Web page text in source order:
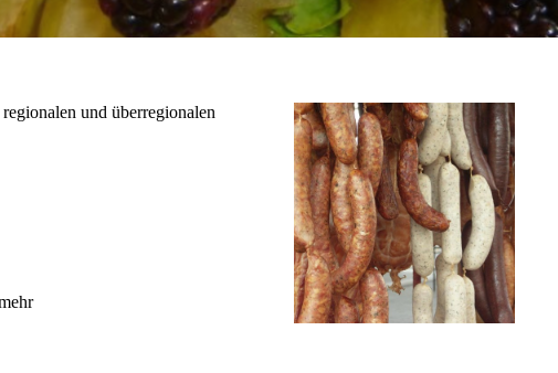
und überregionalen